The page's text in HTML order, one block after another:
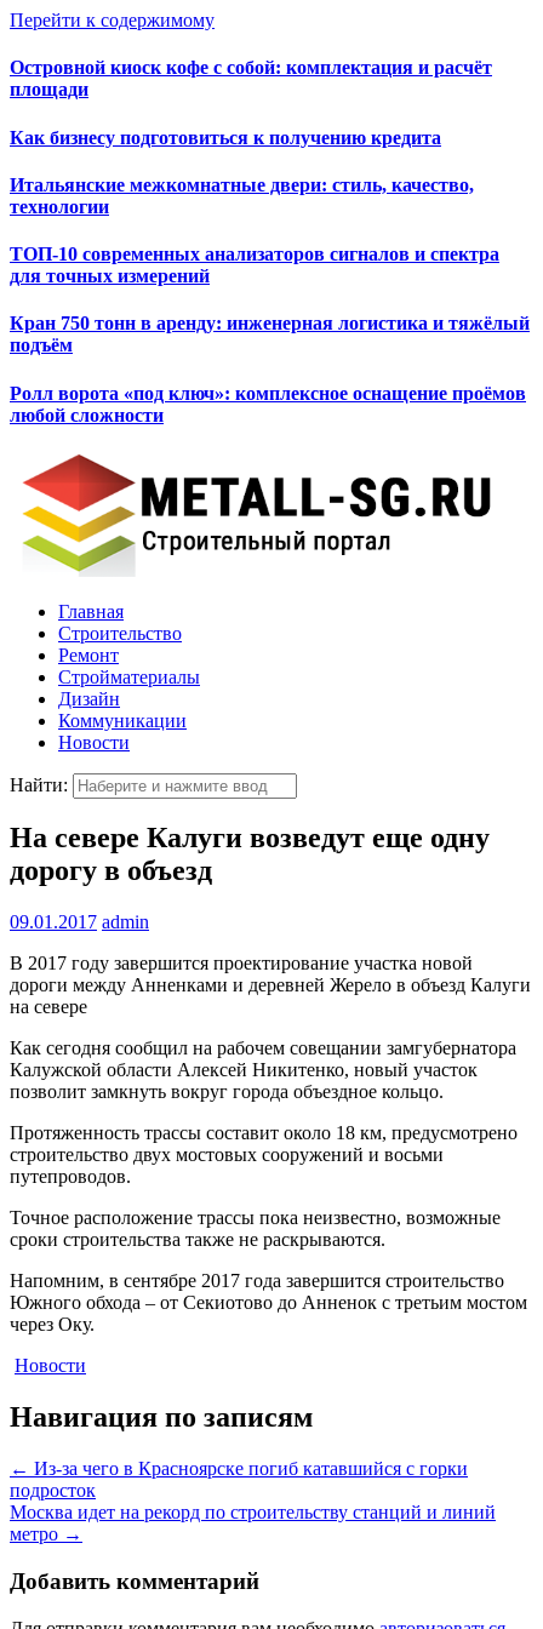
Перейти к содержимому
Островной киоск кофе с собой: комплектация и расчёт
площади
Как бизнесу подготовиться к получению кредита
Итальянские межкомнатные двери: стиль, качество,
технологии
ТОП-10 современных анализаторов сигналов и спектра
для точных измерений
Кран 750 тонн в аренду: инженерная логистика и тяжёлый
подъём
Ролл ворота «под ключ»: комплексное оснащение проёмов
любой сложности
Главная
Строительство
Ремонт
Стройматериалы
Дизайн
Коммуникации
Новости
Найти:
На севере Калуги возведут еще одну
дорогу в объезд
09.01.2017 admin
В 2017 году завершится проектирование участка новой
дороги между Анненками и деревней Жерело в объезд Калуги
на севере
Как сегодня сообщил на рабочем совещании замгубернатора
Калужской области Алексей Никитенко, новый участок
позволит замкнуть вокруг города объездное кольцо.
Протяженность трассы составит около 18 км, предусмотрено
строительство двух мостовых сооружений и восьми
путепроводов.
Точное расположение трассы пока неизвестно, возможные
сроки строительства также не раскрываются.
Напомним, в сентябре 2017 года завершится строительство
Южного обхода – от Секиотово до Анненок с третьим мостом
через Оку.
Новости
Навигация по записям
← Из-за чего в Красноярске погиб катавшийся с горки
подросток
Москва идет на рекорд по строительству станций и линий
метро →
Добавить комментарий